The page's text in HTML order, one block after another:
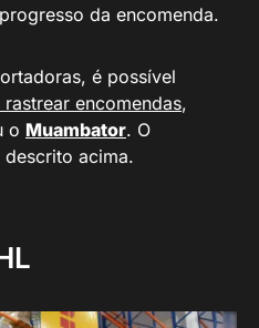
da encomenda.
é possível
rastrear encomendas,
o Muambator. O
acima.